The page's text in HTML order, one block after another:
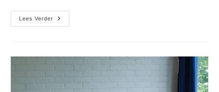
Lees Verder
Showdown
Together
Weekend
Vol
Showdown
In
Marburg